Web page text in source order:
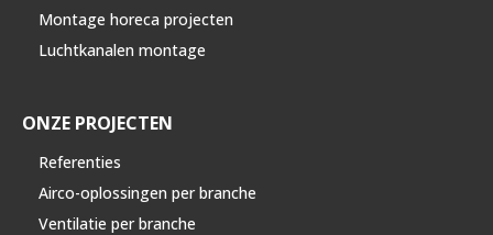
Montage horeca projecten
Luchtkanalen montage
ONZE PROJECTEN
Referenties
Airco-oplossingen per branche
Ventilatie per branche